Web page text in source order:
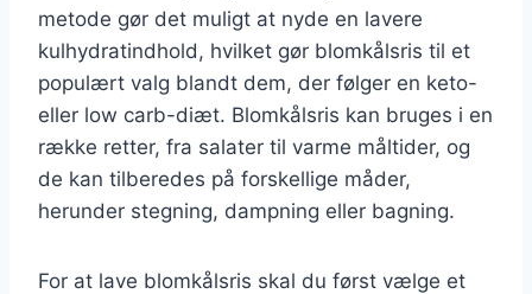
metode gør det muligt at nyde en lavere
kulhydratindhold, hvilket gør blomkålsris til et
populært valg blandt dem, der følger en keto-
eller low carb-diæt. Blomkålsris kan bruges i en
række retter, fra salater til varme måltider, og
de kan tilberedes på forskellige måder,
herunder stegning, dampning eller bagning.
For at lave blomkålsris skal du først vælge et